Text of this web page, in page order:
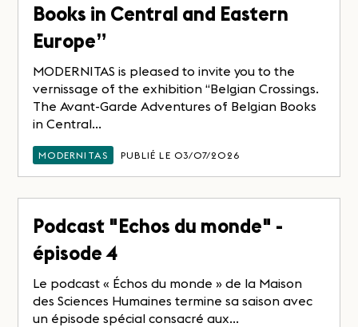
Books in Central and Eastern
Europe”
MODERNITAS is pleased to invite you to the
vernissage of the exhibition “Belgian Crossings.
The Avant-Garde Adventures of Belgian Books
in Central...
MODERNITAS PUBLIÉ LE 03/07/2026
Podcast "Echos du monde" -
épisode 4
Le podcast « Échos du monde » de la Maison
des Sciences Humaines termine sa saison avec
un épisode spécial consacré aux...